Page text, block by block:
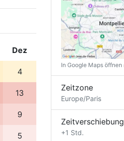
Dez
4
13
9
5
In Google Maps öffnen
Zeitzone
Europe/Paris
Zeitverschiebung
+1 Std.